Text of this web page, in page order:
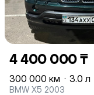
4 400 000 ₸
300 000 км · 3.0 л
BMW X5 2003